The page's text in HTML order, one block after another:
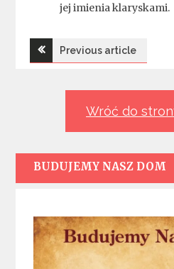
jej imienia klaryskami.
Nawigacja
Previous article
Wróć do
BUDUJEMY NASZ DOM